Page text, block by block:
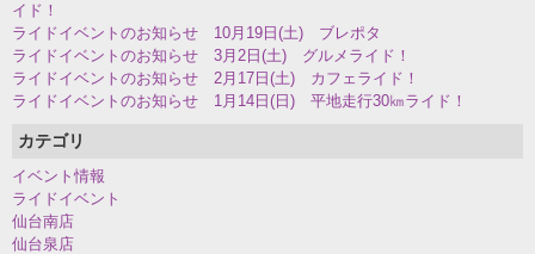
イド！
ライドイベントのお知らせ 10月19日(土) ブレポタ
ライドイベントのお知らせ 3月2日(土) グルメライド！
ライドイベントのお知らせ 2月17日(土) カフェライド！
ライドイベントのお知らせ 1月14日(日) 平地走行30㎞ライド！
カテゴリ
イベント情報
ライドイベント
仙台南店
仙台泉店